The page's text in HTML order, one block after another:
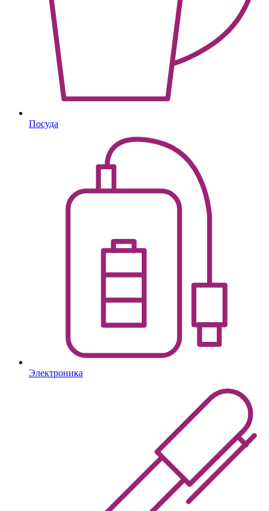
Посуда
Электроника